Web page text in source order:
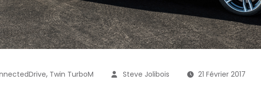
, Twin TurboM Steve Jolibois 21 Février 2017